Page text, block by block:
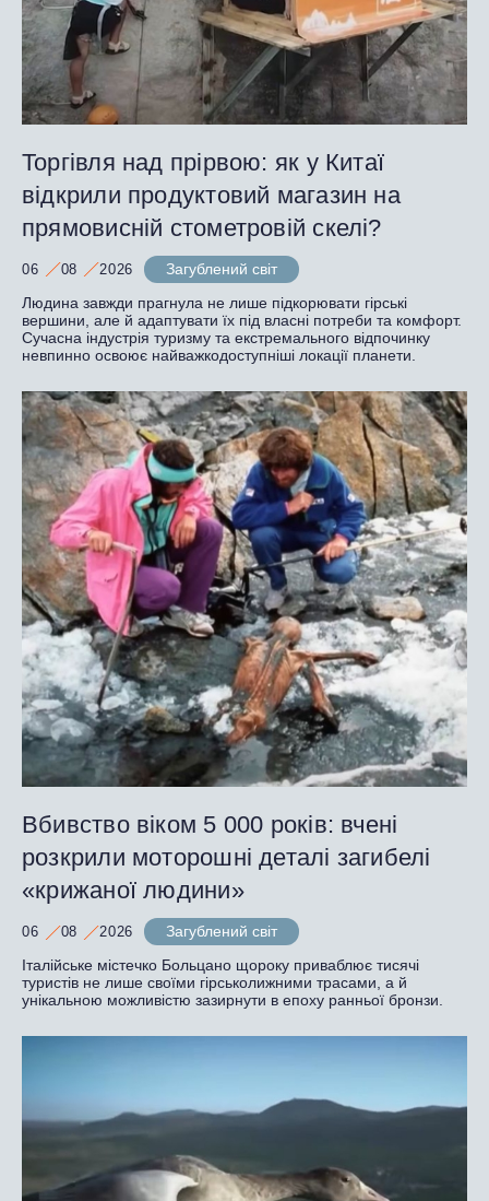
Торгівля над прірвою: як у Китаї
відкрили продуктовий магазин на
прямовисній стометровій скелі?
06 08 2026
Загублений світ
Людина завжди прагнула не лише підкорювати гірські
вершини, але й адаптувати їх під власні потреби та комфорт.
Сучасна індустрія туризму та екстремального відпочинку
невпинно освоює найважкодоступніші локації планети.
Вбивство віком 5 000 років: вчені
розкрили моторошні деталі загибелі
«крижаної людини»
06 08 2026
Загублений світ
Італійське містечко Больцано щороку приваблює тисячі
туристів не лише своїми гірськолижними трасами, а й
унікальною можливістю зазирнути в епоху ранньої бронзи.